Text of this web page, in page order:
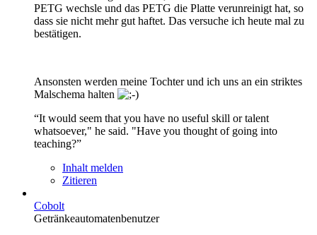
PETG wechsle und das PETG die Platte verunreinigt hat, so
dass sie nicht mehr gut haftet. Das versuche ich heute mal zu
bestätigen.
Ansonsten werden meine Tochter und ich uns an ein striktes
Malschema halten
“It would seem that you have no useful skill or talent
whatsoever," he said. "Have you thought of going into
teaching?”
Inhalt melden
Zitieren
Cobolt
Getränkeautomatenbenutzer